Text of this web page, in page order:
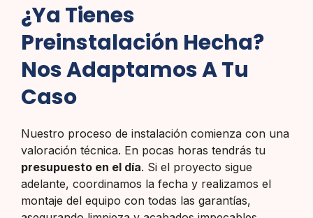
¿Ya Tienes
Preinstalación Hecha?
Nos Adaptamos A Tu
Caso
Nuestro proceso de instalación comienza con una
valoración técnica. En pocas horas tendrás tu
presupuesto en el día. Si el proyecto sigue
adelante, coordinamos la fecha y realizamos el
montaje del equipo con todas las garantías,